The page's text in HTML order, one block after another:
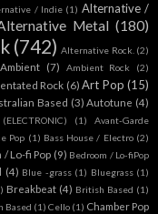
/ Indie (1) Alternative /
Metal (180)
(742) Alternative Rock. (2)
Ambient (7) Ambient Rock (2)
Rock (6) Art Pop (15)
Based (3) Autotune (4)
(1)
Avant-Garde
Pop (1) Bass House / Electro (2)
/ Lo-fi Pop (9) Bedroom / Lo-fiPop
(4) Blue -grass (1) Bluegrass (1)
Breakbeat (4) British Based (1)
Based (1) Cello (1) Chamber Pop